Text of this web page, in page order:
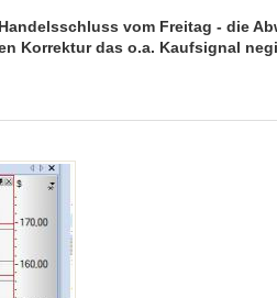
vom Freitag - die
Korrektur das o.a. Kaufsignal